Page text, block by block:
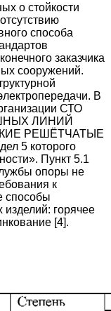
о стойкости
способа
заказчика
сооружений.
В
СТО
ЛИНИЙ
РЕШЁТЧАТЫЕ
5 которого
Пункт 5.1
опоры не
к
способы
горячее
[4].